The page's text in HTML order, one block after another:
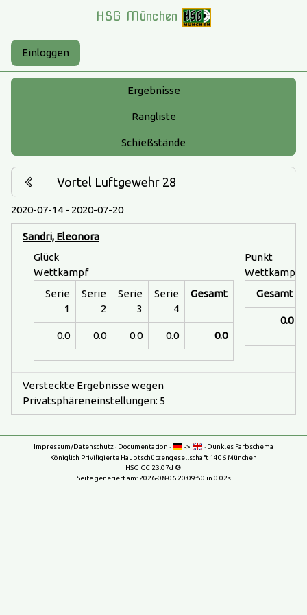
HSG München
Einloggen
Ergebnisse
Rangliste
Schießstände
Vortel Luftgewehr 28
2020-07-14 - 2020-07-20
Sandri, Eleonora
Glück
Wettkampf
Serie
1
Serie
2
Serie
3
Serie
4
Gesamt
0.0 0.0 0.0 0.0 0.0
Punkt
Wettkampf
Gesamt
0.0
Versteckte Ergebnisse wegen
Privatsphäreneinstellungen: 5
Impressum/Datenschutz· Documentation · -> · Dunkles Farbschema
Königlich Priviligierte Hauptschützengesellschaft 1406 München
HSG CC 23.07d
Seite generiert am: 2026-08-06 20:09:50 in 0.02s